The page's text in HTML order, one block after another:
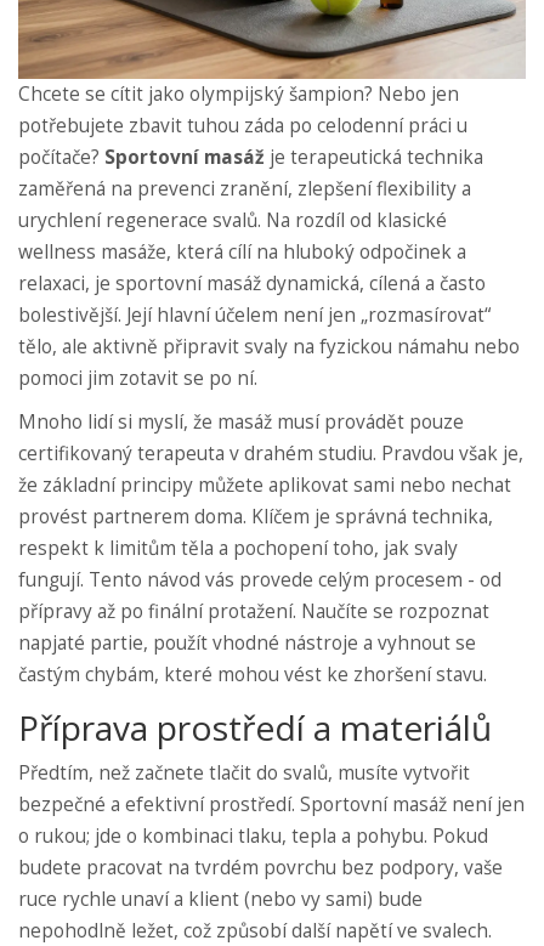
Chcete se cítit jako olympijský šampion? Nebo jen
potřebujete zbavit tuhou záda po celodenní práci u
počítače? Sportovní masáž je terapeutická technika
zaměřená na prevenci zranění, zlepšení flexibility a
urychlení regenerace svalů. Na rozdíl od klasické
wellness masáže, která cílí na hluboký odpočinek a
relaxaci, je sportovní masáž dynamická, cílená a často
bolestivější. Její hlavní účelem není jen „rozmasírovat“
tělo, ale aktivně připravit svaly na fyzickou námahu nebo
pomoci jim zotavit se po ní.
Mnoho lidí si myslí, že masáž musí provádět pouze
certifikovaný terapeuta v drahém studiu. Pravdou však je,
že základní principy můžete aplikovat sami nebo nechat
provést partnerem doma. Klíčem je správná technika,
respekt k limitům těla a pochopení toho, jak svaly
fungují. Tento návod vás provede celým procesem - od
přípravy až po finální protažení. Naučíte se rozpoznat
napjaté partie, použít vhodné nástroje a vyhnout se
častým chybám, které mohou vést ke zhoršení stavu.
Příprava prostředí a materiálů
Předtím, než začnete tlačit do svalů, musíte vytvořit
bezpečné a efektivní prostředí. Sportovní masáž není jen
o rukou; jde o kombinaci tlaku, tepla a pohybu. Pokud
budete pracovat na tvrdém povrchu bez podpory, vaše
ruce rychle unaví a klient (nebo vy sami) bude
nepohodlně ležet, což způsobí další napětí ve svalech.